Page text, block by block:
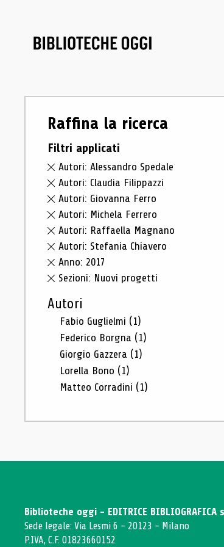
Raffina la ricerca
Filtri applicati
Autori: Alessandro Spedale
Autori: Claudia Filippazzi
Autori: Giovanna Ferro
Autori: Michela Ferrero
Autori: Raffaella Magnano
Autori: Stefania Chiavero
Anno: 2017
Sezioni: Nuovi progetti
Autori
Fabio Guglielmi (1)
Federico Borgna (1)
Giorgio Gazzera (1)
Lorella Bono (1)
Matteo Corradini (1)
Biblioteche oggi - EDITRICE BIBLIOGRAFICA
Sede legale: Via Lesmi 6 - 20123 - Milano
P.IVA, C.F. 01823660152